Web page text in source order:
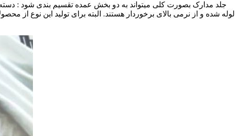
جلد مدارک بصورت کلی میتواند به دو بخش عمده تقسیم بندی شود :
لوله شده و از نرمی بالای برخوردار هستند. البته برای تولید این نوع